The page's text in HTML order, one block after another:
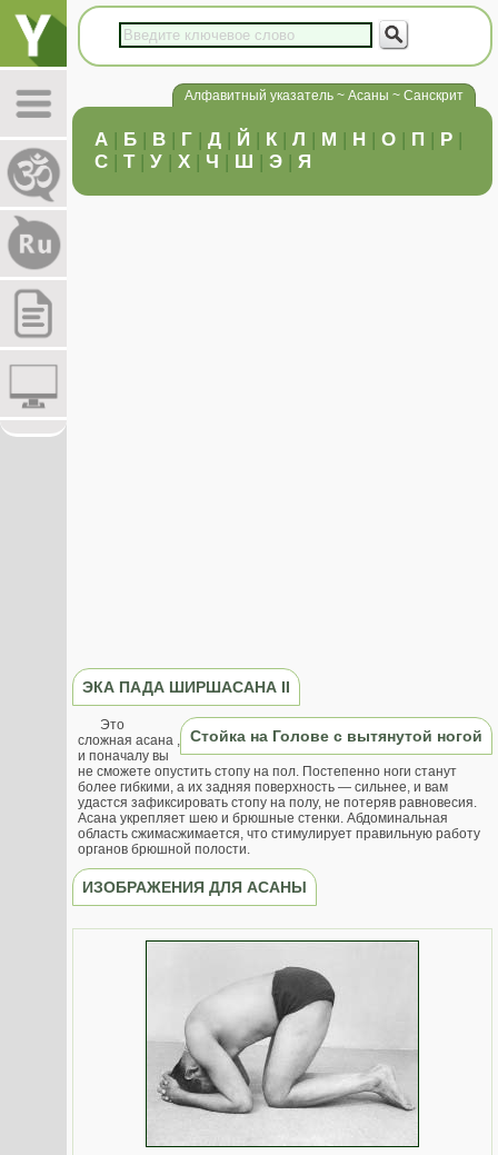
Алфавитный указатель ~ Асаны ~ Санскрит
А | Б | В | Г | Д | Й | К | Л | М | Н | О | П | Р |
С | Т| У | Х | Ч | Ш | Э | Я
ЭКА ПАДА ШИРШАСАНА II
Стойка на Голове с вытянутой ногой
Это
сложная асана ,
и поначалу вы
не сможете опустить стопу на пол. Постепенно ноги станут
более гибкими, а их задняя поверхность — сильнее, и вам
удастся зафиксировать стопу на полу, не потеряв равновесия.
Асана укрепляет шею и брюшные стенки. Абдоминальная
область сжимасжимается, что стимулирует правильную работу
органов брюшной полости.
ИЗОБРАЖЕНИЯ ДЛЯ АСАНЫ